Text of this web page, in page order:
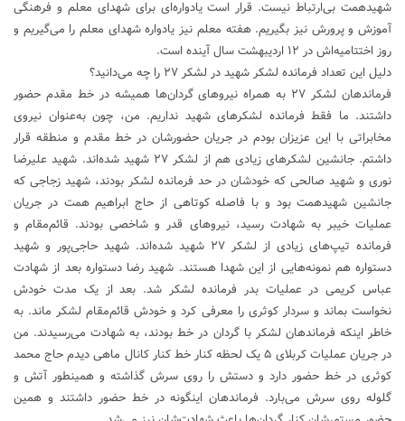
شهیدهمت بی‌ارتباط نیست. قرار است یادواره‌ای برای شهدای معلم و فرهنگی
آموزش و پرورش نیز بگیریم. هفته معلم نیز یادواره شهدای معلم را می‌گیریم و
روز اختتامیه‌اش در ۱۲ اردیبهشت سال آینده است.
دلیل این تعداد فرمانده لشکر شهید در لشکر ۲۷ را چه می‌دانید؟
فرماندهان لشکر ۲۷ به همراه نیرو‌های گردان‌ها همیشه در خط مقدم حضور
داشتند. ما فقط فرمانده لشکر‌های شهید نداریم. من، چون به‌عنوان نیروی
مخابراتی با این عزیزان بودم در جریان حضورشان در خط مقدم و منطقه قرار
داشتم. جانشین لشکر‌های زیادی هم از لشکر ۲۷ شهید شده‌اند. شهید علیرضا
نوری و شهید صالحی که خودشان در حد فرمانده لشکر بودند، شهید زجاجی که
جانشین شهیدهمت بود و با فاصله کوتاهی از حاج ابراهیم همت در جریان
عملیات خیبر به شهادت رسید، نیرو‌های قدر و شاخصی بودند. قائم‌مقام و
فرمانده تیپ‌های زیادی از لشکر ۲۷ شهید شده‌اند. شهید حاجی‌پور و شهید
دستواره هم نمونه‌هایی از این شهدا هستند. شهید رضا دستواره بعد از شهادت
عباس کریمی در عملیات بدر فرمانده لشکر شد. بعد از یک مدت خودش
نخواست بماند و سردار کوثری را معرفی کرد و خودش قائم‌مقام لشکر ماند. به
خاطر اینکه فرماندهان لشکر با گردان در خط بودند، به شهادت می‌رسیدند. من
در جریان عملیات کربلای ۵ یک لحظه کنار خط کنار کانال ماهی دیدم حاج محمد
کوثری در خط حضور دارد و دستش را روی سرش گذاشته و همینطور آتش و
گلوله روی سرش می‌بارد. فرماندهان اینگونه در خط حضور داشتند و همین